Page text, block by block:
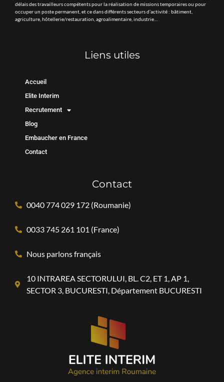
délais des travailleurs compétents pour la réalisation de missions temporaires ou pour
occuper un poste permanent, et ce dans différents secteurs d’activité : bâtiment,
agriculture, hôtellerie/restauration, agroalimentaire, industrie…
Liens utiles
Accueil
Elite Interim
Recrutement
Blog
Embaucher en France
Contact
Contact
0040 774 029 172 (Roumanie)
0033 745 261 101 (France)
Nous parlons français
10 INTRAREA SECTORULUI, BL. C2, ET 1, AP 1,
SECTOR 3, BUCURESTI, Département BUCURESTI